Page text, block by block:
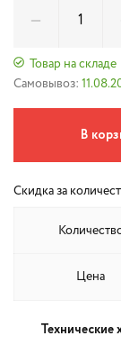
Товар на складе
Самовывоз:
В
Скидка за
Цена
Технические